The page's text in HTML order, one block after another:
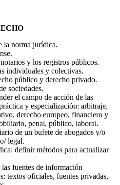
la norma jurídica.
y los registros públicos.
individuales y colectivas.
público y derecho privado.
sociedades.
el campo de acción de las
y especialización: arbitraje,
derecho europeo, financiero y
penal, público, laboral.
de un bufete de abogados y/o
legal.
definir métodos para actualizar
fuentes de información
textos oficiales, fuentes privadas,